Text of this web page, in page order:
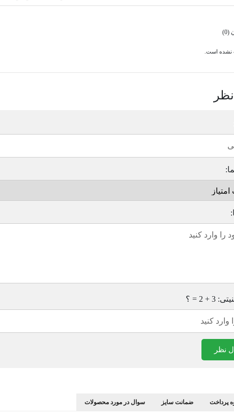
نشده است.
+ 2 = ؟
نظر
پرداخت ضمانت سایز سوال در مورد محصولات